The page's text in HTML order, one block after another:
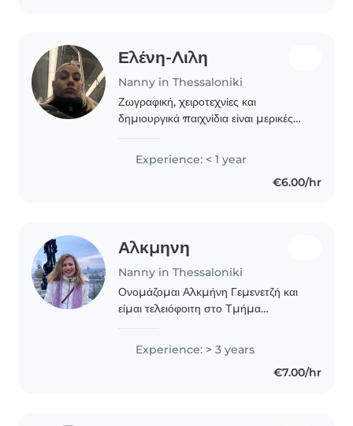
Ελένη-Λιλη
Nanny in Thessaloniki
Ζωγραφική, χειροτεχνίες και
δημιουργικά παιχνίδια είναι μερικές
με μικρά παιδιά! Με χαρά και πολλή
υπομονή φροντίζω μωρά και νήπια
Experience: < 1 year
€6.00/hr
Αλκμηνη
Nanny in Thessaloniki
Ονομάζομαι Αλκμήνη Γεμενετζή και
είμαι τελειόφοιτη στο Τμήμα
παιδιά και ενδιαφέρομαι πραγματικά
για τη φροντίδα και την ανάπτυξή..
Experience: > 3 years
€7.00/hr